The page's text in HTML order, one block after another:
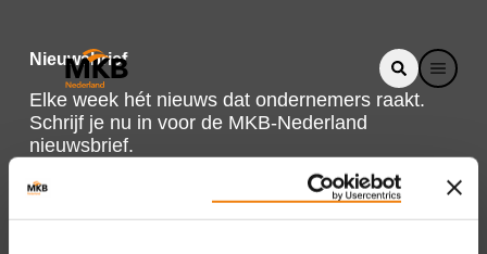
Nieuwsbrief
Elke week hét nieuws dat ondernemers raakt.
Schrijf je nu in voor de MKB-Nederland
nieuwsbrief.